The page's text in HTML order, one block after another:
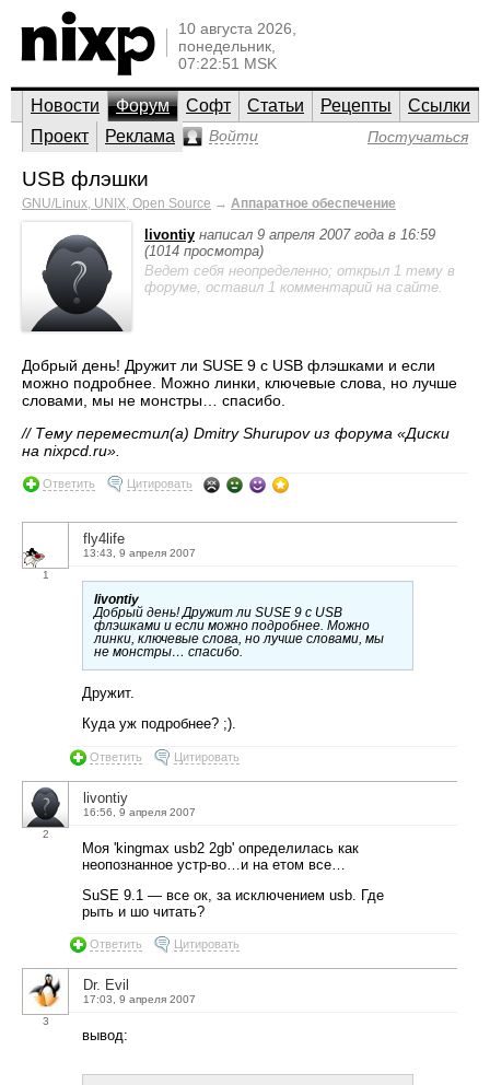
10 августа 2026,
понедельник,
07:22:51 MSK
Новости Форум Софт Статьи Рецепты
Ссылки
Проект
Реклама Войти Постучаться
USB флэшки
GNU/Linux, UNIX, Open Source → Аппаратное обеспечение
livontiy написал 9 апреля 2007 года в 16:59
(1014 просмотра)
Ведет себя неопределенно; открыл 1 тему в
форуме, оставил 1 комментарий на сайте.
Добрый день! Дружит ли SUSE 9 с USB флэшками и если
можно подробнее. Можно линки, ключевые слова, но лучше
словами, мы не монстры… спасибо.
// Тему переместил(а) Dmitry Shurupov из форума «Диски
на nixpcd.ru».
Ответить Цитировать
1
fly4life
13:43, 9 апреля 2007
livontiy
Добрый день! Дружит ли SUSE 9 с USB
флэшками и если можно подробнее. Можно
линки, ключевые слова, но лучше словами, мы
не монстры… спасибо.
Дружит.
Куда уж подробнее? ;).
Ответить Цитировать
2
livontiy
16:56, 9 апреля 2007
Моя 'kingmax usb2 2gb' определилась как
неопознанное устр-во…и на етом все…
SuSE 9.1 — все ок, за исключением usb. Где
рыть и шо читать?
Ответить Цитировать
3
Dr. Evil
17:03, 9 апреля 2007
вывод: